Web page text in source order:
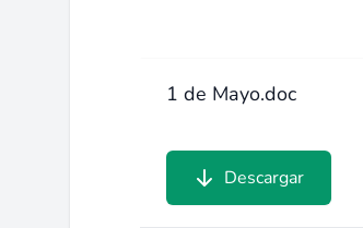
1 de Mayo.doc
Descargar